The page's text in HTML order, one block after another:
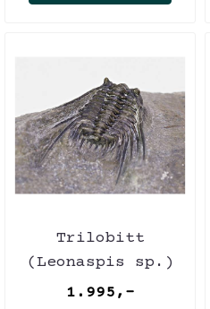
Trilobitt
(Leonaspis sp.)
1.995,-